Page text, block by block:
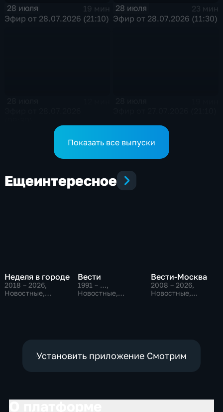
28 июля
19 мин
Эфир от 28.07.2026 (21:10)
28 июля
23 мин
Эфир от 28.07.2026 (11:30)
Показать все выпуски
Ещеинтересное
Неделя в городе
2018 – 2026,
Новостные,
Вести
1991 – …,
Новостные,
Вести-Москва
2008 – 2026,
Новостные,
Установить приложение Смотрим